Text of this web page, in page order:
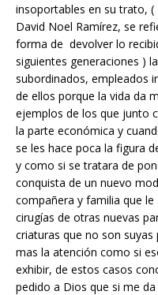
insoportables en su trato,
David Noel Ramírez, se
forma de devolver lo
siguientes generaciones )
subordinados, empleados
de ellos porque la vida da
ejemplos de los que junto
la parte económica y
se les hace poca la figura
y como si se tratara de
conquista de un nuevo
compañera y familia que
cirugías de otras nuevas
criaturas que no son
mas la atención como si
exhibir, de estos casos
pedido a Dios que si me